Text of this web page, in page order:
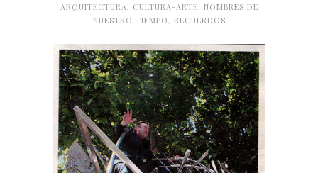
ARQUITECTURA , CULTURA-ARTE, NOMBRES DE
NUESTRO TIEMPO , RECUERDOS